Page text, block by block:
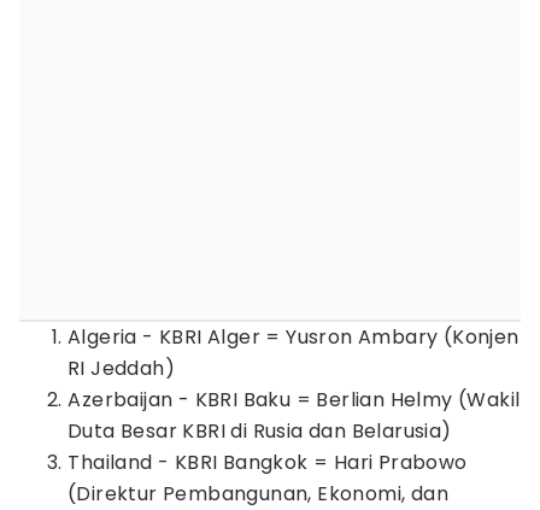
Algeria - KBRI Alger = Yusron Ambary (Konjen
RI Jeddah)
⁠Azerbaijan - KBRI Baku = Berlian Helmy (Wakil
Duta Besar KBRI di Rusia dan Belarusia)
⁠Thailand - KBRI Bangkok = Hari Prabowo
(Direktur Pembangunan, Ekonomi, dan